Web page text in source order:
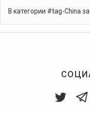
В категории #tag-China